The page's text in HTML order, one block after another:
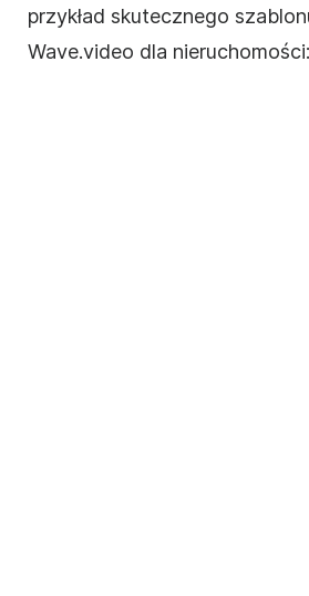
przykład skutecznego
Wave.video dla nieruchomości: